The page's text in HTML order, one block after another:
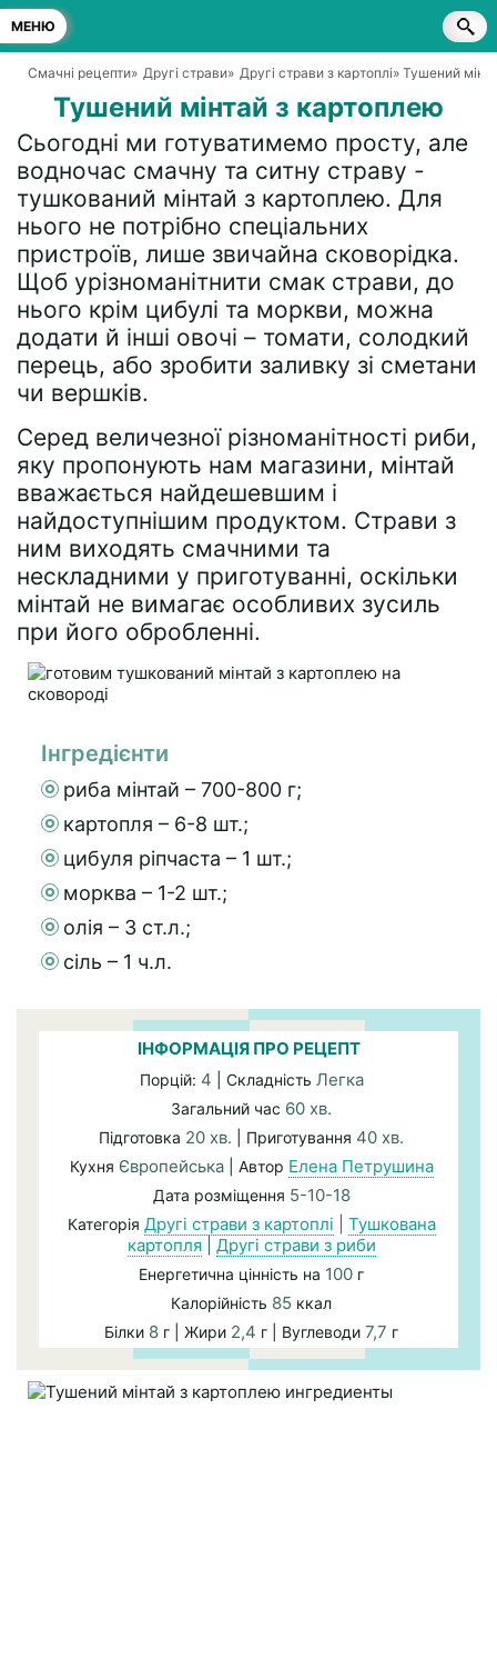
МЕНЮ
Смачні рецепти» Другі страви» Другі страви з картоплі» Тушений
Тушений мінтай з картоплею
Сьогодні ми готуватимемо просту, але
водночас смачну та ситну страву -
тушкований мінтай з картоплею. Для
нього не потрібно спеціальних
пристроїв, лише звичайна сковорідка.
Щоб урізноманітнити смак страви, до
нього крім цибулі та моркви, можна
додати й інші овочі – томати, солодкий
перець, або зробити заливку зі сметани
чи вершків.
Серед величезної різноманітності риби,
яку пропонують нам магазини, мінтай
вважається найдешевшим і
найдоступнішим продуктом. Страви з
ним виходять смачними та
нескладними у приготуванні, оскільки
мінтай не вимагає особливих зусиль
при його обробленні.
Інгредієнти
риба мінтай – 700-800 г;
картопля – 6-8 шт.;
цибуля ріпчаста – 1 шт.;
морква – 1-2 шт.;
олія – 3 ст.л.;
сіль – 1 ч.л.
ІНФОРМАЦІЯ ПРО РЕЦЕПТ
Порцій: 4 | Складність Легка
Загальний час 60 хв.
Підготовка 20 хв. | Приготування 40 хв.
Кухня Європейська| Автор Елена Петрушина
Дата розміщення 5-10-18
Категорія Другі страви з картоплі
Тушкована
картопля| Другі страви з риби
Енергетична цінність на 100 г
Калорійність 85 ккал
Білки 8 г | Жири 2,4 г | Вуглеводи 7,7 г